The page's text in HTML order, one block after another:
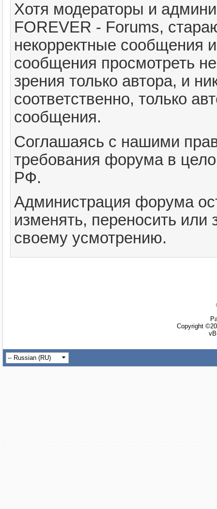
Хотя модераторы и
FOREVER - Forums,
некорректные сообщения
сообщения просмотреть
зрения только автора, и
соответственно, только
сообщения.
Соглашаясь с нашими
требования форума в
РФ.
Администрация форума
изменять, переносить
своему усмотрению.
Copyright